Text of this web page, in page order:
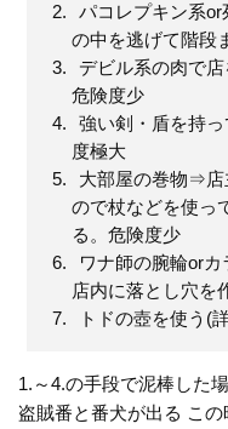
パコレプキン系
の中を逃げて階段
デビル系の肉で店
危険度少
強い剣・盾を持
度極大
大部屋の巻物⇒店
ので杖などを使っ
る。危険度少
ワナ師の腕輪or
店内に落とし穴を
トドの壺を使う(
1.～4.の手段で泥棒した
盗賊番と番犬が出る こ